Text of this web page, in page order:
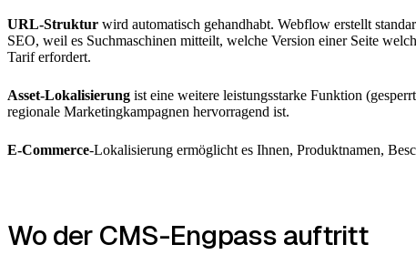
URL-Struktur wird automatisch gehandhabt. Webflow erstellt
SEO, weil es Suchmaschinen mitteilt, welche Version einer Seite
Tarif erfordert.
Asset-Lokalisierung ist eine weitere leistungsstarke Funktion
regionale Marketingkampagnen hervorragend ist.
E-Commerce-Lokalisierung ermöglicht es Ihnen, Produktnamen,
Wo der CMS-Engpass auftritt